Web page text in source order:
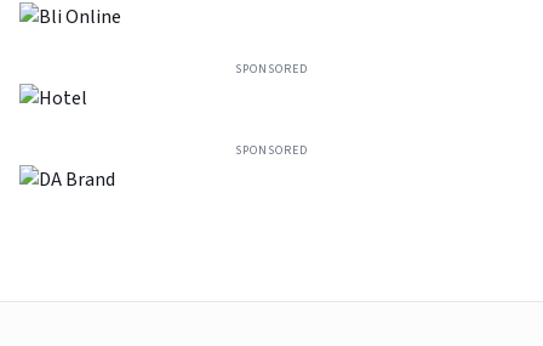
SPONSORED
SPONSORED